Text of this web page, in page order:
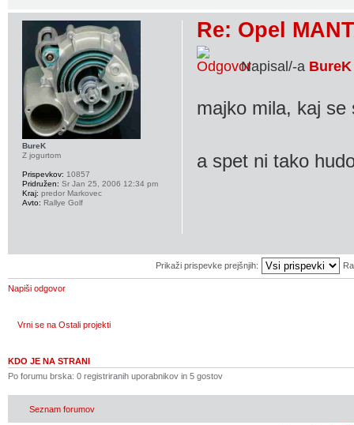
Re: Opel
Napisal/-a BureK
majko mila, kaj
a spet ni tako
BureK
Z jogurtom
Prispevkov: 10857
Pridružen: Sr Jan 25, 2006 12:34 pm
Kraj: predor Markovec
Avto: Rallye Golf
Prikaži prispevke prejšnjih:
Napiši odgovor
Vrni se na Ostali projekti
KDO JE NA STRANI
Po forumu brska: 0 registriranih uporabnikov in 5 gostov
Seznam forumov